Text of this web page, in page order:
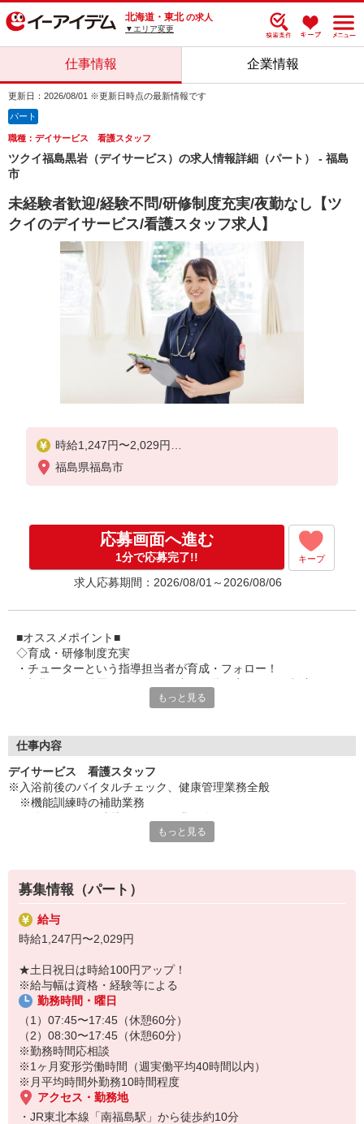
北海道・東北 の求人
▼エリア変更
仕事情報 企業情報
更新日：2026/08/01 ※更新日時点の最新情報です
パート
職種：デイサービス 看護スタッフ
ツクイ福島黒岩（デイサービス）の求人情報詳細（パート） - 福島
市
未経験者歓迎/経験不問/研修制度充実/夜勤なし【ツ
クイのデイサービス/看護スタッフ求人】
時給1,247円〜2,029円
★土日祝日は時給100円アップ！
福島県福島市
応募画面へ進む
1分で応募完了!! キープ
求人応募期間：2026/08/01～2026/08/06
■オススメポイント■
◇育成・研修制度充実
・チューターという指導担当者が育成・フォロー！
・キャリアアップ支援制度を活用して働きながら資格取得が可能
・ツクイ独自の福祉厚生制度でプライベートも充実
・子育て支援の福利厚生制度あり！子育てと仕事の両立を応援◎
・スタッフ何でも相談窓口やライフキャリア相談など、各相談窓
口あり
◇頑張った分、スタッフに還元！
・パートは特別手当の支給あり
もっと見る
仕事内容
デイサービス 看護スタッフ
※入浴前後のバイタルチェック、健康管理業務全般
※機能訓練時の補助業務
デイサービスでお客様の生活に寄り添い、ゆっくりと時間をかけな
がら信頼関係を築くことができること、他業種との協力や連携を図
りながら支援していけることも魅力です。お客様から感謝の言葉を
直接いただけることがやりがいにもつながります。日勤の勤務でワ
ークライフバランスに合わせた働き方ができます。
もっと見る
募集情報（パート）
給与
時給1,247円〜2,029円
★土日祝日は時給100円アップ！
※給与幅は資格・経験等による
勤務時間・曜日
（1）07:45〜17:45（休憩60分）
（2）08:30〜17:45（休憩60分）
※勤務時間応相談
※1ヶ月変形労働時間（週実働平均40時間以内）
※月平均時間外勤務10時間程度
アクセス・勤務地
・JR東北本線「南福島駅」から徒歩約10分